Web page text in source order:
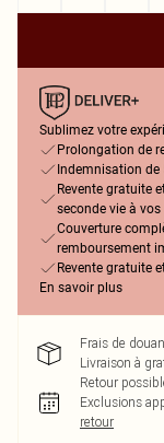
Sublimez votre
Prolongation de
Indemnisation
Revente gratuite
seconde vie à vos
Couverture
remboursement
Revente gratuite
En savoir plus
Frais de
Livraison à
Retour
Exclusions
retour